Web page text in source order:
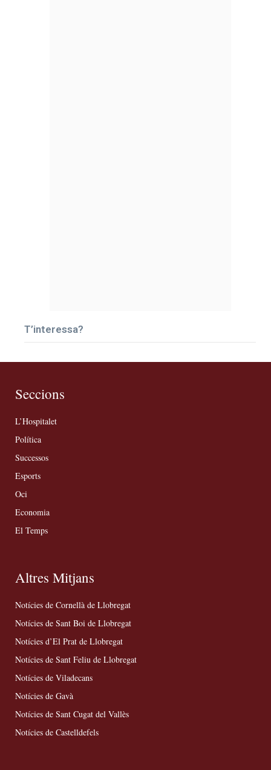
T’interessa?
Seccions
L’Hospitalet
Política
Successos
Esports
Oci
Economia
El Temps
Altres Mitjans
Notícies de Cornellà de Llobregat
Notícies de Sant Boi de Llobregat
Notícies d’El Prat de Llobregat
Notícies de Sant Feliu de Llobregat
Notícies de Viladecans
Notícies de Gavà
Notícies de Sant Cugat del Vallès
Notícies de Castelldefels